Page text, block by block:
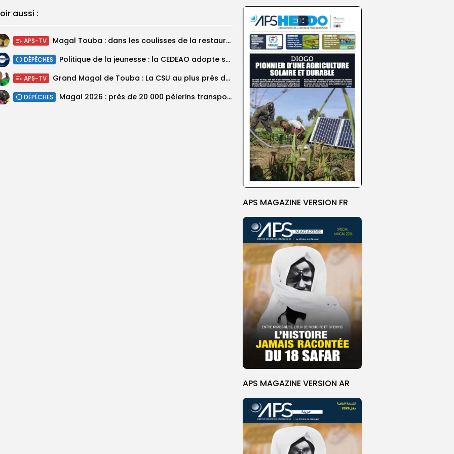
APS MAGAZINE VERSION FR
APS MAGAZINE VERSION AR
aussi :
APS-TV Magal Touba : dans les coulisses de la restauration de la presse...
DÉPÊCHES Politique de la jeunesse : la CEDEAO adopte son plan d’actions stratégiques...
APS-TV Grand Magal de Touba : La CSU au plus près des pèlerins
DÉPÊCHES Magal 2026 : près de 20 000 pèlerins transportés vers Touba en...